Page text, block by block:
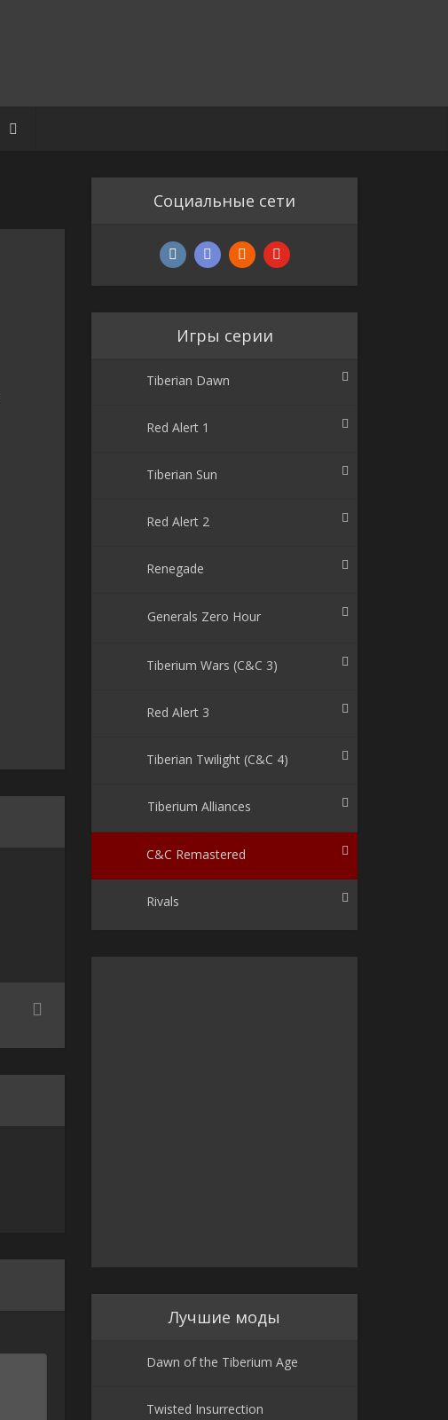
Социальные сети
Игры серии
Tiberian Dawn
Red Alert 1
Tiberian Sun
Red Alert 2
Renegade
Generals Zero Hour
Tiberium Wars (C&C 3)
Red Alert 3
Tiberian Twilight (C&C 4)
Tiberium Alliances
C&C Remastered
Rivals
Лучшие моды
Dawn of the Tiberium Age
Twisted Insurrection